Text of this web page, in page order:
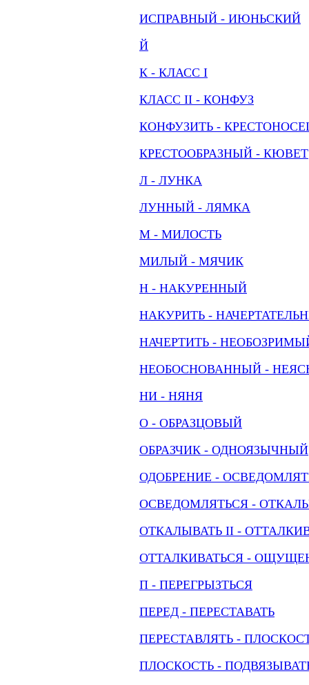
ИСПРАВНЫЙ - ИЮНЬСКИЙ
Й
К - КЛАСС I
КЛАСС II - КОНФУЗ
КОНФУЗИТЬ -
КРЕСТООБРАЗНЫЙ - КЮВЕТ
Л - ЛУНКА
ЛУННЫЙ - ЛЯМКА
М - МИЛОСТЬ
МИЛЫЙ - МЯЧИК
Н - НАКУРЕННЫЙ
НАКУРИТЬ -
НАЧЕРТИТЬ -
НЕОБОСНОВАННЫЙ -
НИ - НЯНЯ
О - ОБРАЗЦОВЫЙ
ОБРАЗЧИК - ОДНОЯЗЫЧНЫЙ
ОДОБРЕНИЕ -
ОСВЕДОМЛЯТЬСЯ -
ОТКАЛЫВАТЬ II -
ОТТАЛКИВАТЬСЯ -
П - ПЕРЕГРЫЗТЬСЯ
ПЕРЕД - ПЕРЕСТАВАТЬ
ПЕРЕСТАВЛЯТЬ -
ПЛОСКОСТЬ -